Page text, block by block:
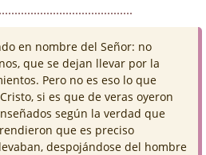
en nombre del Señor: no
que se dejan llevar por la
Pero no es eso lo que
si es que de veras oyeron
según la verdad que
que es preciso
despojándose del hombre